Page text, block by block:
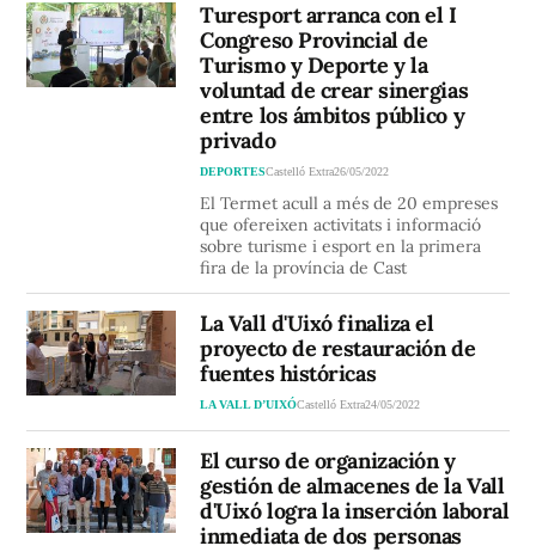
Turesport arranca con el I
Congreso Provincial de
Turismo y Deporte y la
voluntad de crear sinergias
entre los ámbitos público y
privado
DEPORTESCastelló Extra26/05/2022
El Termet acull a més de 20 empreses
que ofereixen activitats i informació
sobre turisme i esport en la primera
fira de la província de Cast
La Vall d'Uixó finaliza el
proyecto de restauración de
fuentes históricas
LA VALL D’UIXÓCastelló Extra24/05/2022
El curso de organización y
gestión de almacenes de la Vall
d'Uixó logra la inserción laboral
inmediata de dos personas